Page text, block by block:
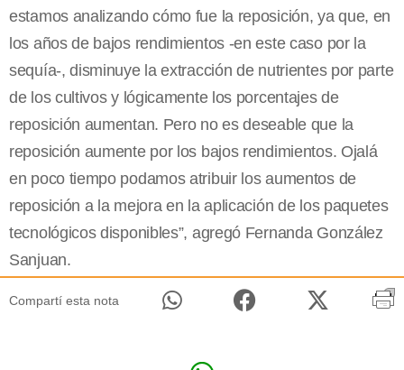
estamos analizando cómo fue la reposición, ya que, en
los años de bajos rendimientos -en este caso por la
sequía-, disminuye la extracción de nutrientes por parte
de los cultivos y lógicamente los porcentajes de
reposición aumentan. Pero no es deseable que la
reposición aumente por los bajos rendimientos. Ojalá
en poco tiempo podamos atribuir los aumentos de
reposición a la mejora en la aplicación de los paquetes
tecnológicos disponibles”, agregó Fernanda González
Sanjuan.
Compartí esta nota